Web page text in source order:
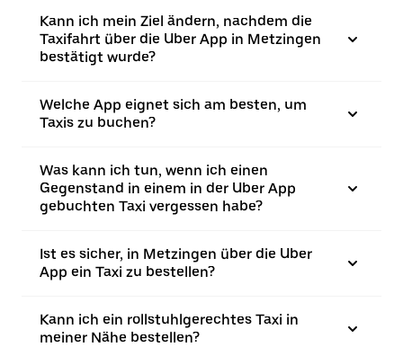
Kann ich mein Ziel ändern, nachdem die
Taxifahrt über die Uber App in Metzingen
bestätigt wurde?
Welche App eignet sich am besten, um
Taxis zu buchen?
Was kann ich tun, wenn ich einen
Gegenstand in einem in der Uber App
gebuchten Taxi vergessen habe?
Ist es sicher, in Metzingen über die Uber
App ein Taxi zu bestellen?
Kann ich ein rollstuhlgerechtes Taxi in
meiner Nähe bestellen?